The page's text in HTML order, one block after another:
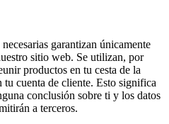
garantizan únicamente
sitio web. Se utilizan, por
productos en tu cesta de la
tu cuenta de cliente. Esto significa
conclusión sobre ti y los datos
a terceros.